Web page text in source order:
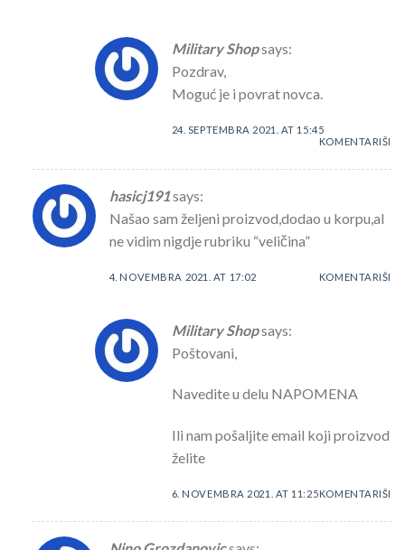
Military Shopsays:
Pozdrav,
Moguć je i povrat novca.
24. SEPTEMBRA 2021. AT 15:45
KOMENTARIŠI
hasicj191says:
Našao sam željeni proizvod,dodao u korpu,al
ne vidim nigdje rubriku “veličina”
4. NOVEMBRA 2021. AT 17:02 KOMENTARIŠI
Military Shopsays:
Poštovani,
Navedite u delu NAPOMENA
Ili nam pošaljite email koji proizvod
želite
6. NOVEMBRA 2021. AT 11:25KOMENTARIŠI